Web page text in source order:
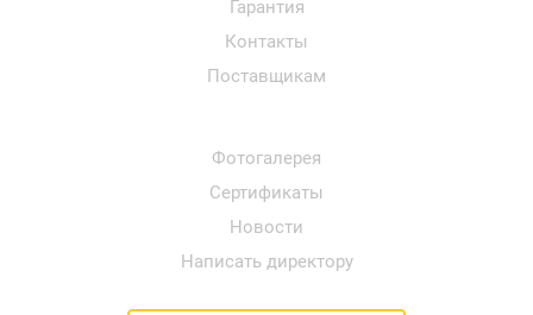
Гарантия
Контакты
Поставщикам
Фотогалерея
Сертификаты
Новости
Написать директору